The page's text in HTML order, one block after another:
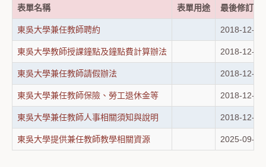
表單名稱 表單用途 最後修訂日
東吳大學兼任教師聘約 2018-12-03
東吳大學教師授課鐘點及鐘點費計算辦法 2018-12-03
東吳大學兼任教師請假辦法 2018-12-03
東吳大學兼任教師保險、勞工退休金等 2018-12-03
東吳大學兼任教師人事相關須知與說明 2018-12-03
東吳大學提供兼任教師教學相關資源 2025-09-25